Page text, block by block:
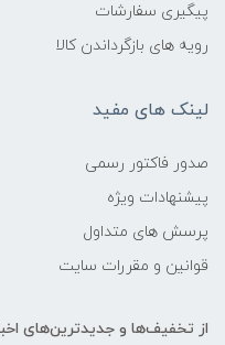
پیگیری سفارشات
رویه های بازگرداندن کالا
لینک های مفید
صدور فاکتور رسمی
پیشنهادات ویژه
پرسش های متداول
قوانین و مقررات سایت
از تخفیف‌ها و جدیدترین‌های